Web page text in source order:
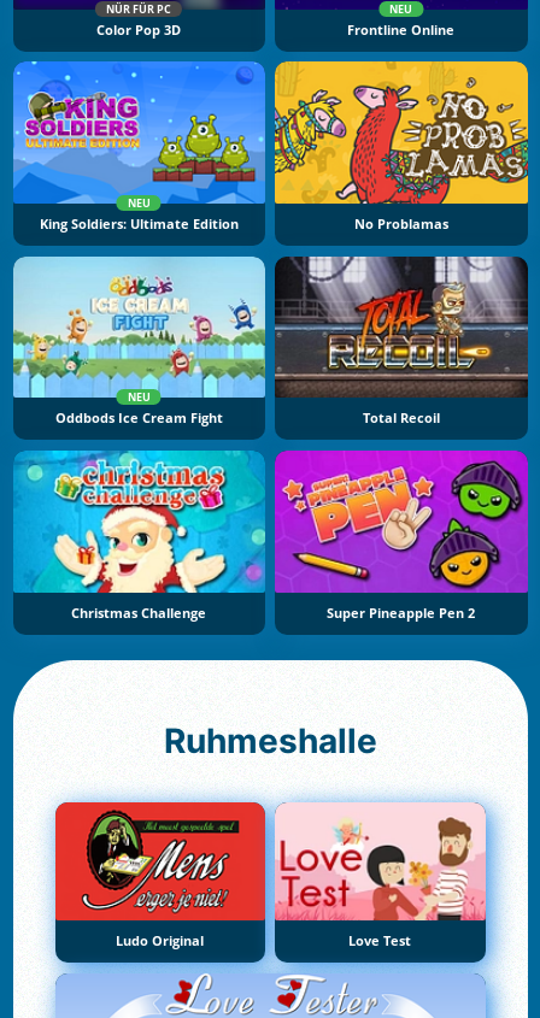
NÜR FÜR PC
Color Pop 3D
NEU
Frontline Online
NEU
King Soldiers: Ultimate Edition No Problamas
NEU
Oddbods Ice Cream Fight Total Recoil
Christmas Challenge Super Pineapple Pen 2
Ruhmeshalle
Ludo Original Love Test